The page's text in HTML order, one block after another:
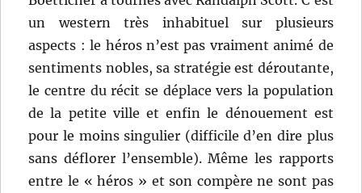
un western très inhabituel sur plusieurs
aspects : le héros n’est pas vraiment animé de
sentiments nobles, sa stratégie est déroutante,
le centre du récit se déplace vers la population
de la petite ville et enfin le dénouement est
pour le moins singulier (difficile d’en dire plus
sans déflorer l’ensemble). Même les rapports
entre le « héros » et son compère ne sont pas